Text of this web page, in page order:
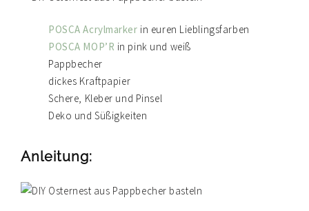
POSCA Acrylmarker in euren Lieblingsfarben
POSCA MOP’R in pink und weiß
Pappbecher
dickes Kraftpapier
Schere, Kleber und Pinsel
Deko und Süßigkeiten
Anleitung: